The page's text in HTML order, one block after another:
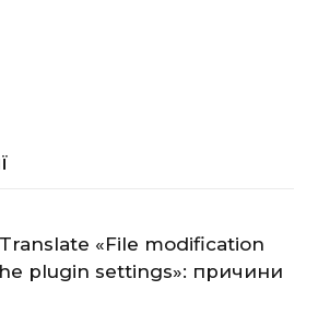
«File modification
plugin settings»: причини